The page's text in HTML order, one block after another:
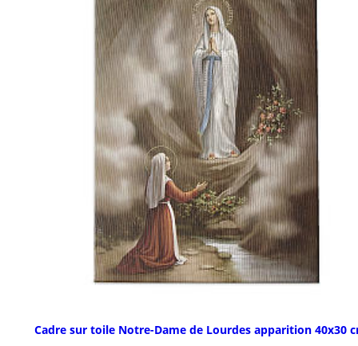
Cadre sur toile Notre-Dame de Lourdes apparition 40x30